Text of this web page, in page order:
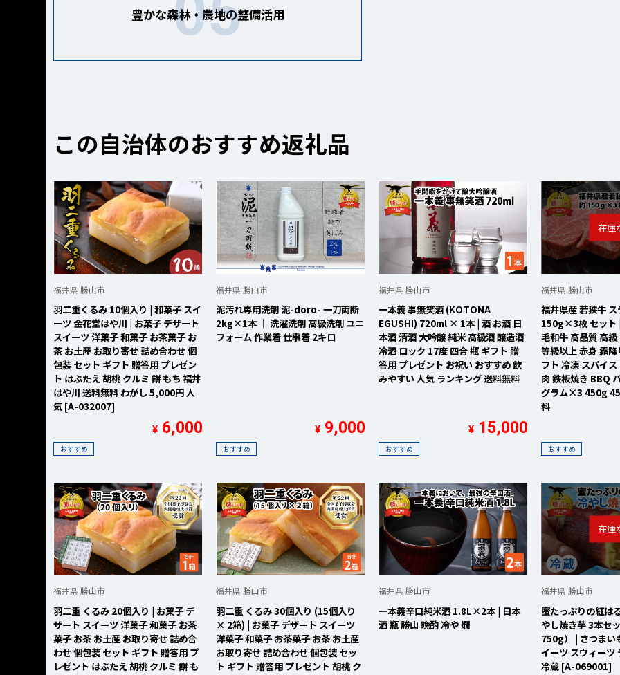
豊かな森林・農地の整備活用
この自治体のおすすめ返礼品
福井県 勝山市
羽二重くるみ 10個入り | 和菓子 スイ
ーツ 金花堂はや川 | お菓子 デザート
スイーツ 洋菓子 和菓子 お茶菓子 お
茶 お土産 お取り寄せ 詰め合わせ 個
包装 セット ギフト 贈答用 プレゼン
ト はぶたえ 胡桃 クルミ 餅 もち 福井
はや川 送料無料 わがし 5,000円 人
気 [A-032007]
¥6,000
おすすめ
福井県 勝山市
泥汚れ専用洗剤 泥-doro- 一刀両断
2kg×1本 ｜ 洗濯洗剤 高級洗剤 ユニ
フォーム 作業着 仕事着 2キロ
¥9,000
おすすめ
福井県 勝山市
一本義 事無笑酒 (KOTONA
EGUSHI) 720ml × 1本 | 酒 お酒 日
本酒 清酒 大吟醸 純米 高級酒 醸造酒
冷酒 ロック 17度 四合 瓶 ギフト 贈
答用 プレゼント お祝い おすすめ 飲
みやすい 人気 ランキング 送料無料
¥15,000
おすすめ
福井県 勝山市
福井県産 若狭牛
150g×3枚 セット
毛和牛 高品質 高
等級以上 赤身 霜
フト 冷凍 スパイ
肉 鉄板焼き BBQ
グラム×3 450g
料
おすすめ
福井県 勝山市
羽二重 くるみ 20個入り | お菓子 デ
ザート スイーツ 洋菓子 和菓子 お茶
菓子 お茶 お土産 お取り寄せ 詰め合
わせ 個包装 セット ギフト 贈答用 プ
レゼント はぶたえ 胡桃 クルミ 餅 も
福井県 勝山市
羽二重 くるみ 30個入り (15個入り
× 2箱) | お菓子 デザート スイーツ
洋菓子 和菓子 お茶菓子 お茶 お土産
お取り寄せ 詰め合わせ 個包装 セッ
ト ギフト 贈答用 プレゼント 胡桃 ク
福井県 勝山市
一本義辛口純米酒 1.8L×2本 | 日本
酒 瓶 勝山 晩酌 冷や 燗
福井県 勝山市
蜜たっぷりの紅
やし焼き芋 3本セ
750g） | さつまい
イーツ スウィーツ
冷蔵 [A-069001]